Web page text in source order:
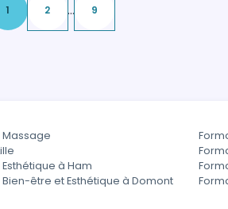
1 2 ... 9
Massage
à Ham
être et Esthétique à Domont